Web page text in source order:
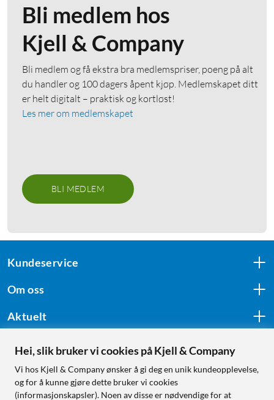
Bli medlem hos
Kjell & Company
Bli medlem og få ekstra bra medlemspriser, poeng på alt
du handler og 100 dagers åpent kjøp. Medlemskapet ditt
er helt digitalt – praktisk og kortløst!
Les mer om medlemskapet
BLI MEDLEM
Kundeservice
Om oss
Aktuelt
Følg oss
Hei, slik bruker vi cookies på Kjell & Company
Vi hos Kjell & Company ønsker å gi deg en unik kundeopplevelse,
og for å kunne gjøre dette bruker vi cookies
(informasjonskapsler). Noen av disse er nødvendige for at